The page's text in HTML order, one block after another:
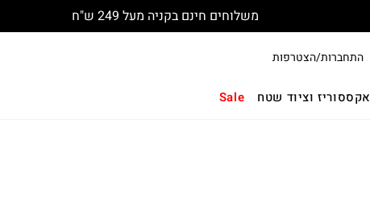
משלוחים חינם בקניה מעל 249 ש"ח
התחברות/הצטרפות
אקססוריז וציוד שטח Sale